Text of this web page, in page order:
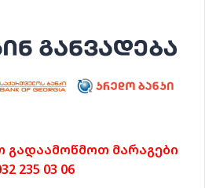
გადაამოწმოთ მარაგები
235 03 06